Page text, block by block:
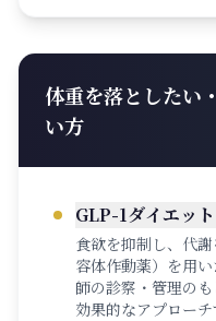
体重を落としたい
い方
GLP-1ダイエット
食欲を抑制し、代
容体作動薬）を用
師の診察・管理の
効果的なアプローチ